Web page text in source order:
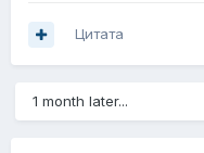
Цитата
1 month later...